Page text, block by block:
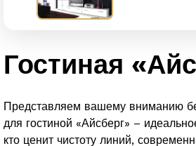
Гостиная
Представляем вашему вниманию
для гостиной «Айсберг» –
кто ценит чистоту линий,